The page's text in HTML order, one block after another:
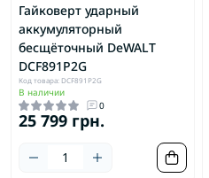
Гайковерт ударный
аккумуляторный
бесщёточный DeWALT
DCF891P2G
Код товара: DCF891P2G
В наличии
0
25 799 грн.